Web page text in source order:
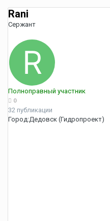
Rani
Сержант
Полноправный участник
0
32 публикации
Город:Дедовск (Гидропроект)